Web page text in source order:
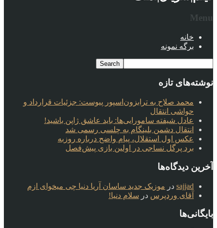
Menu
خانه
برگه نمونه
نوشته‌های تازه
محمد صلاح به ترابزون‌اسپور پیوست: جزئیات قرارداد و
حواشی انتقال
عادل شیفته سامورایی‌ها: باید عاشق ژاپن باشید!
انتقال دشمن بلینگام به چلسی رسمی شد
عکس اول استقلال، پیام واضح درباره روزبه
برد پرگل نساجی در اولین بازی پیش‌فصل
آخرین دیدگاه‌ها
sajjad در موزیک جدید ساسان آریا دنیا چی میخوای ازم
آقای وردپرس در سلام دنیا!
بایگانی‌ها